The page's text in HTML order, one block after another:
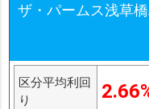
ザ・パームス浅草
区分平均利回
り